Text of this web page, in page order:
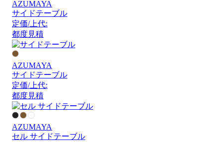
AZUMAYA
サイドテーブル
定価/上代:
都度見積
AZUMAYA
サイドテーブル
定価/上代:
都度見積
AZUMAYA
セル サイドテーブル